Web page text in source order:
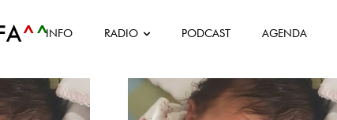
INFO RADIO PODCAST AGENDA
Matilde
Matilde